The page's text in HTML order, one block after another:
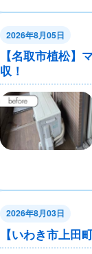
2026年8月05日
【名取市植松】
収！
2026年8月03日
【いわき市上田